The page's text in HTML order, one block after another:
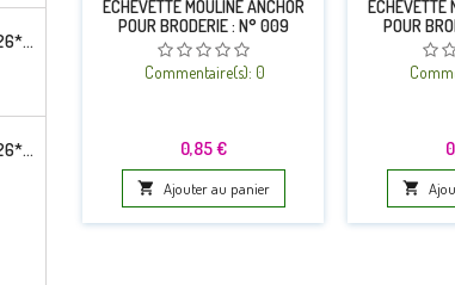
POCHOIR PLASTIQUE 26*18CM : OISEAU ET FLEUR
POCHOIR PLASTIQUE 26*18CM : ALPHABET (03)
ECHEVETTE MOULINÉ ANCHOR
POUR BRODERIE : N° 009
Commentaire(s): 0
Prix
0,85 €
 Ajouter au panier
ECHEVETTE
POUR
